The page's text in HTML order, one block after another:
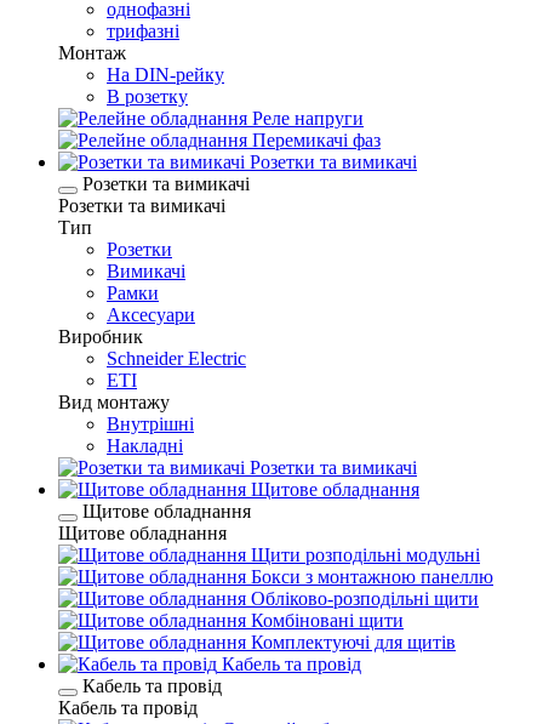
однофазні
трифазні
Монтаж
На DIN-рейку
В розетку
Реле напруги
Перемикачі фаз
Розетки та вимикачі
Розетки та вимикачі
Розетки та вимикачі
Тип
Розетки
Вимикачі
Рамки
Аксесуари
Виробник
Schneider Electric
ETI
Вид монтажу
Внутрішні
Накладні
Розетки та вимикачі
Щитове обладнання
Щитове обладнання
Щитове обладнання
Щити розподільні модульні
Бокси з монтажною панеллю
Обліково-розподільні щити
Комбіновані щити
Комплектуючі для щитів
Кабель та провід
Кабель та провід
Кабель та провід